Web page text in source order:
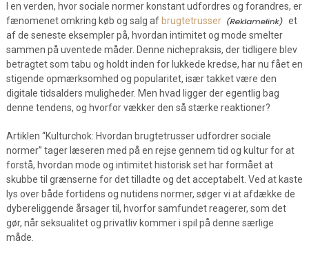
I en verden, hvor sociale normer konstant udfordres og forandres, er
fænomenet omkring køb og salg af brugtetrusser
et
af de seneste eksempler på, hvordan intimitet og mode smelter
sammen på uventede måder. Denne nichepraksis, der tidligere blev
betragtet som tabu og holdt inden for lukkede kredse, har nu fået en
stigende opmærksomhed og popularitet, især takket være den
digitale tidsalders muligheder. Men hvad ligger der egentlig bag
denne tendens, og hvorfor vækker den så stærke reaktioner?
Artiklen “Kulturchok: Hvordan brugtetrusser udfordrer sociale
normer” tager læseren med på en rejse gennem tid og kultur for at
forstå, hvordan mode og intimitet historisk set har formået at
skubbe til grænserne for det tilladte og det acceptabelt. Ved at kaste
lys over både fortidens og nutidens normer, søger vi at afdække de
dybereliggende årsager til, hvorfor samfundet reagerer, som det
gør, når seksualitet og privatliv kommer i spil på denne særlige
måde.